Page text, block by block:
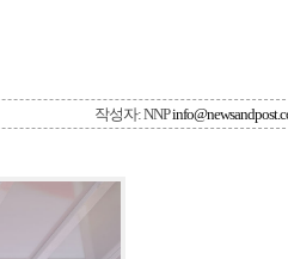
작성자: NNP